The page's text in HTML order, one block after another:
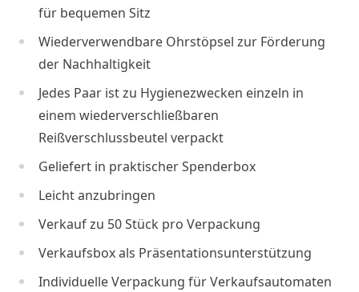
für bequemen Sitz
Wiederverwendbare Ohrstöpsel zur Förderung
der Nachhaltigkeit
Jedes Paar ist zu Hygienezwecken einzeln in
einem wiederverschließbaren
Reißverschlussbeutel verpackt
Geliefert in praktischer Spenderbox
Leicht anzubringen
Verkauf zu 50 Stück pro Verpackung
Verkaufsbox als Präsentationsunterstützung
Individuelle Verpackung für Verkaufsautomaten